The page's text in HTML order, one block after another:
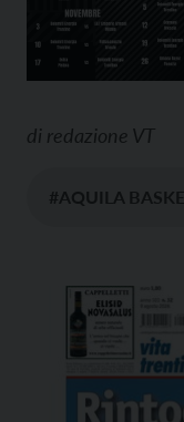
di redazione VT
#AQUILA